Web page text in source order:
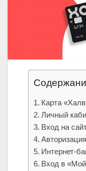
Карта
Личный
Вход на
Интернет-
Вход в